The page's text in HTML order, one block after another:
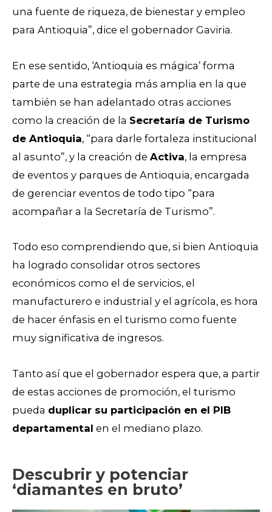
una fuente de riqueza, de bienestar y empleo
para Antioquia”, dice el gobernador Gaviria.
En ese sentido, ‘Antioquia es mágica’ forma
parte de una estrategia más amplia en la que
también se han adelantado otras acciones
como la creación de la Secretaría de Turismo
de Antioquia, “para darle fortaleza institucional
al asunto”, y la creación de Activa, la empresa
de eventos y parques de Antioquia, encargada
de gerenciar eventos de todo tipo “para
acompañar a la Secretaría de Turismo”.
Todo eso comprendiendo que, si bien Antioquia
ha logrado consolidar otros sectores
económicos como el de servicios, el
manufacturero e industrial y el agrícola, es hora
de hacer énfasis en el turismo como fuente
muy significativa de ingresos.
Tanto así que el gobernador espera que, a partir
de estas acciones de promoción, el turismo
pueda duplicar su participación en el PIB
departamental en el mediano plazo.
Descubrir y potenciar
‘diamantes en bruto’